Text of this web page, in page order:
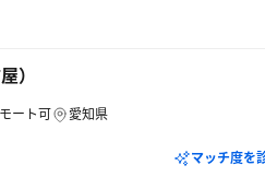
）
ート可 愛知県
マッチ度を